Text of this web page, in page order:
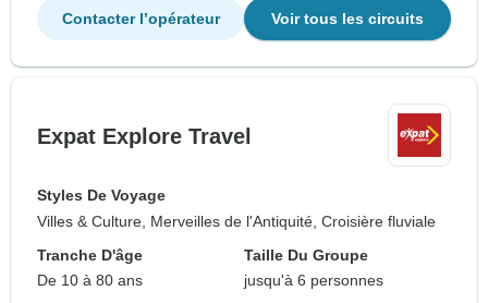
Contacter l’opérateur Voir tous les circuits
Expat Explore Travel
Styles De Voyage
Villes & Culture, Merveilles de l'Antiquité, Croisière fluviale
Tranche D'âge
De 10 à 80 ans
Taille Du Groupe
jusqu'à 6 personnes